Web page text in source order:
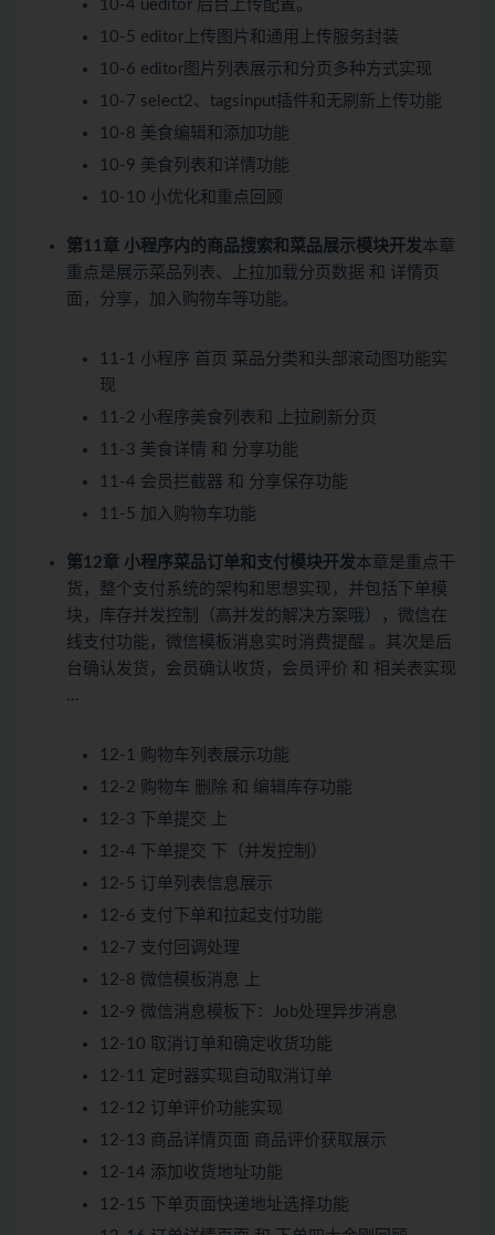
10-4 ueditor 后台上传配置。
10-5 editor上传图片和通用上传服务封装
10-6 editor图片列表展示和分页多种方式实现
10-7 select2、tagsinput插件和无刷新上传功能
10-8 美食编辑和添加功能
10-9 美食列表和详情功能
10-10 小优化和重点回顾
第11章 小程序内的商品搜索和菜品展示模块开发本章
重点是展示菜品列表、上拉加载分页数据 和 详情页
面，分享，加入购物车等功能。
11-1 小程序 首页 菜品分类和头部滚动图功能实
现
11-2 小程序美食列表和 上拉刷新分页
11-3 美食详情 和 分享功能
11-4 会员拦截器 和 分享保存功能
11-5 加入购物车功能
第12章 小程序菜品订单和支付模块开发本章是重点干
货，整个支付系统的架构和思想实现，并包括下单模
块，库存并发控制（高并发的解决方案哦），微信在
线支付功能，微信模板消息实时消费提醒 。其次是后
台确认发货，会员确认收货，会员评价 和 相关表实现
…
12-1 购物车列表展示功能
12-2 购物车 删除 和 编辑库存功能
12-3 下单提交 上
12-4 下单提交 下（并发控制）
12-5 订单列表信息展示
12-6 支付下单和拉起支付功能
12-7 支付回调处理
12-8 微信模板消息 上
12-9 微信消息模板下：Job处理异步消息
12-10 取消订单和确定收货功能
12-11 定时器实现自动取消订单
12-12 订单评价功能实现
12-13 商品详情页面 商品评价获取展示
12-14 添加收货地址功能
12-15 下单页面快递地址选择功能